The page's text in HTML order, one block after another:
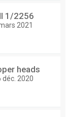
1/2256
2021
heads
déc. 2020